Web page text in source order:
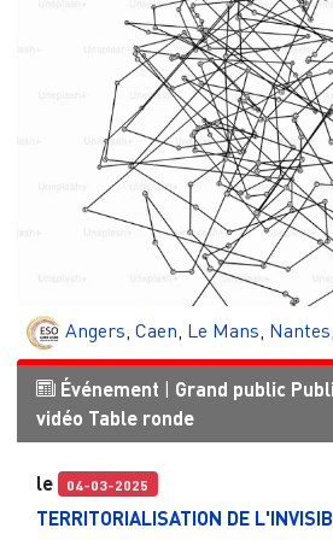
Angers Caen Le Mans Nantes
Événement | Grand public
vidéo Table ronde
le 04-03-2025
TERRITORIALISATION DE